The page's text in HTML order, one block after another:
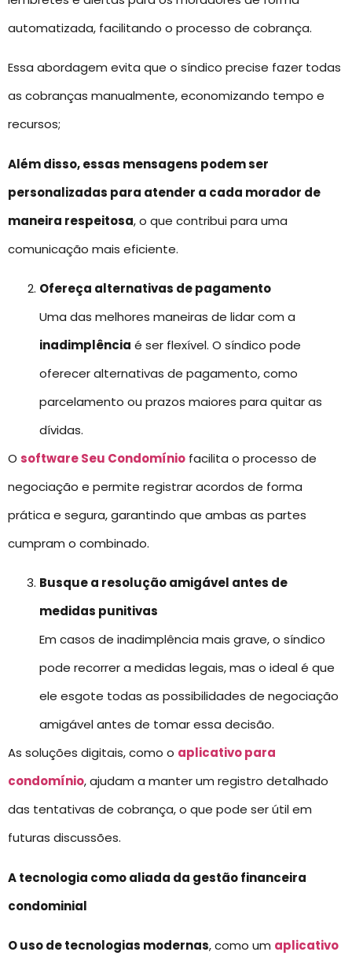
automatizada, facilitando o processo de cobrança.
Essa abordagem evita que o síndico precise fazer todas
as cobranças manualmente, economizando tempo e
recursos;
Além disso, essas mensagens podem ser
personalizadas para atender a cada morador de
maneira respeitosa, o que contribui para uma
comunicação mais eficiente.
Ofereça alternativas de pagamento
Uma das melhores maneiras de lidar com a
inadimplência é ser flexível. O síndico pode
oferecer alternativas de pagamento, como
parcelamento ou prazos maiores para quitar as
dívidas.
O software Seu Condomínio facilita o processo de
negociação e permite registrar acordos de forma
prática e segura, garantindo que ambas as partes
cumpram o combinado.
Busque a resolução amigável antes de
medidas punitivas
Em casos de inadimplência mais grave, o síndico
pode recorrer a medidas legais, mas o ideal é que
ele esgote todas as possibilidades de negociação
amigável antes de tomar essa decisão.
As soluções digitais, como o aplicativo para
condomínio, ajudam a manter um registro detalhado
das tentativas de cobrança, o que pode ser útil em
futuras discussões.
A tecnologia como aliada da gestão financeira
condominial
O uso de tecnologias modernas, como um aplicativo